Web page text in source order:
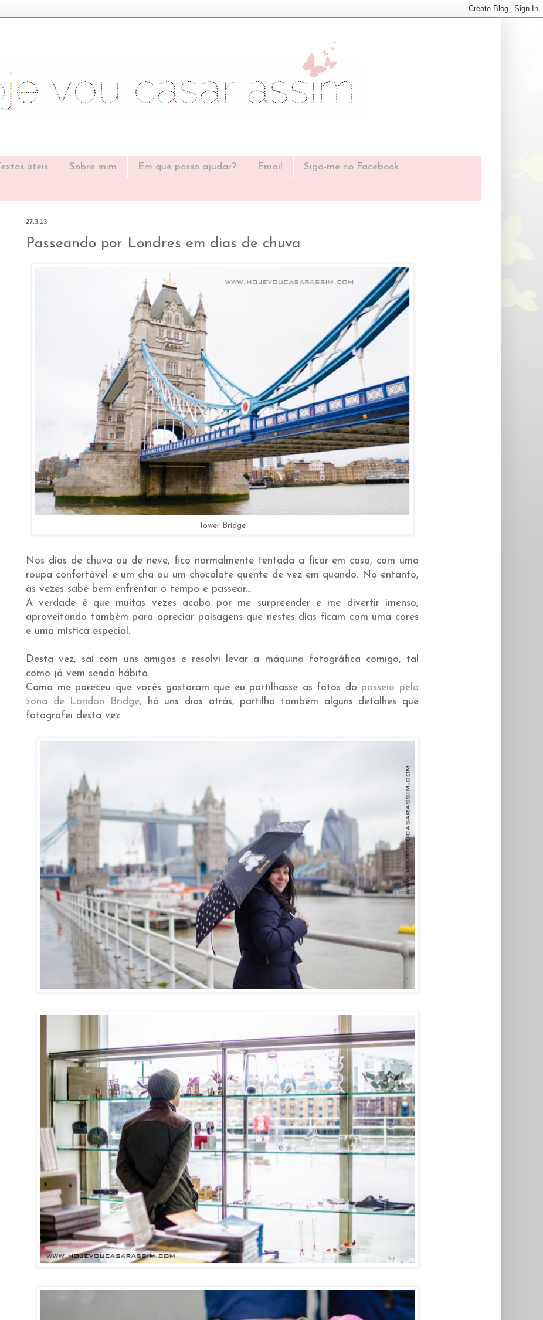
Textos úteis Sobre mim Em que posso ajudar? Email Siga-me no Facebook
27.3.13
Passeando por Londres em dias de chuva
Tower Bridge
Nos dias de chuva ou de neve, fico normalmente tentada a ficar em casa, com uma
roupa confortável e um chá ou um chocolate quente de vez em quando. No entanto,
às vezes sabe bem enfrentar o tempo e passear...
A verdade é que muitas vezes acabo por me surpreender e me divertir imenso,
aproveitando também para apreciar paisagens que nestes dias ficam com uma cores
e uma mística especial.
Desta vez, saí com uns amigos e resolvi levar a máquina fotográfica comigo, tal
como já vem sendo hábito.
Como me pareceu que vocês gostaram que eu partilhasse as fotos do passeio pela
zona de London Bridge, há uns dias atrás, partilho também alguns detalhes que
fotografei desta vez.